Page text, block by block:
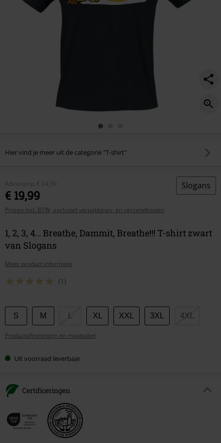
Hier vind je meer uit de categorie "T-shirt"
Adviesprijs € 24,99
€ 19,99
Prijzen incl. BTW, exclusief verpakkings- en verzendkosten
Slogans
1, 2, 3, 4... Breathe, Dammit, Breathe!!! T-shirt zwart
van Slogans
Meer product informatie
(1)
Kies
je
maat
S M XL XXL 3XL 4XL
Productafmetingen en maattabel
Uit voorraad leverbaar
Certificeringen